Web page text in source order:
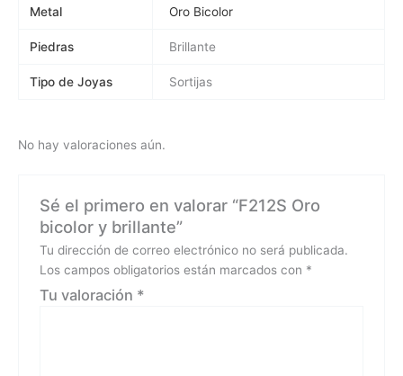
Metal Oro Bicolor
Piedras Brillante
Tipo de Joyas Sortijas
No hay valoraciones aún.
Sé el primero en valorar “F212S Oro
bicolor y brillante”
Tu dirección de correo electrónico no será publicada.
Los campos obligatorios están marcados con *
Tu valoración *